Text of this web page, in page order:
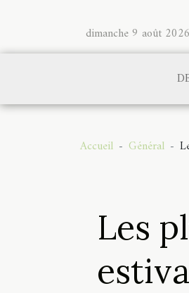
dimanche 9 août 2026
Accueil Général
Les